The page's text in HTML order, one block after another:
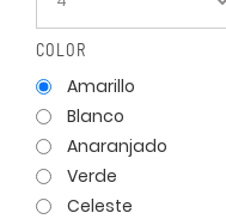
COLOR
Amarillo
Blanco
Anaranjado
Verde
Celeste